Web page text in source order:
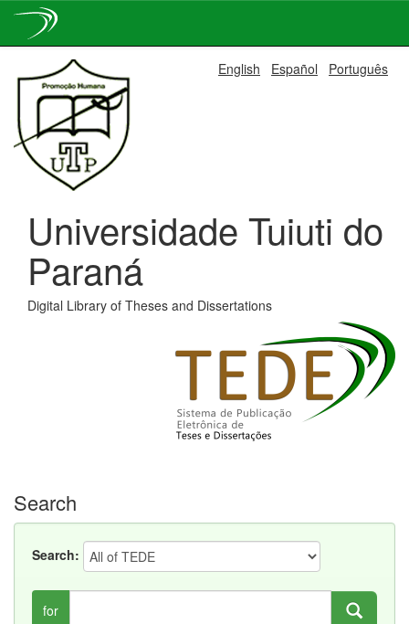
navigation
English Español Português
Universidade Tuiuti do
Paraná
Digital Library of Theses and Dissertations
Search
Search:
for